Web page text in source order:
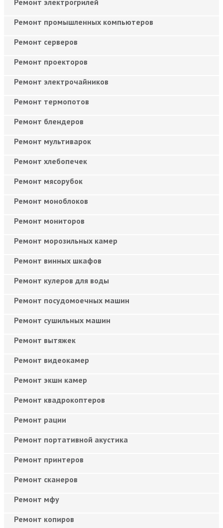
Ремонт промышленных компьютеров
Ремонт серверов
Ремонт проекторов
Ремонт электрочайников
Ремонт термопотов
Ремонт блендеров
Ремонт мультиварок
Ремонт хлебопечек
Ремонт мясорубок
Ремонт моноблоков
Ремонт мониторов
Ремонт морозильных камер
Ремонт винных шкафов
Ремонт кулеров для воды
Ремонт посудомоечных машин
Ремонт сушильных машин
Ремонт вытяжек
Ремонт видеокамер
Ремонт экшн камер
Ремонт квадрокоптеров
Ремонт рации
Ремонт портативной акустика
Ремонт принтеров
Ремонт сканеров
Ремонт мфу
Ремонт копиров